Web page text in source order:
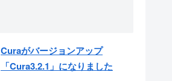
Curaがバージョンアップ
「Cura3.2.1」になりました